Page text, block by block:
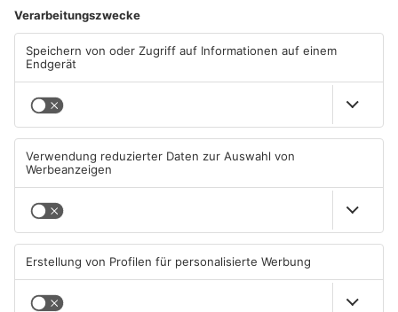
Trinkkultur: Philipp Weber! „DURST – Warten auf Merlot“ ist ein
furioses Meisterwerk der komischen Volksaufklärung.
Tickets
Vorverkauf
21 EUR
TICKETSTORE
Sa. 20. Juli 2024, 20:00 Uhr - Sa. 20. Juli 2024, 23:30 Uhr